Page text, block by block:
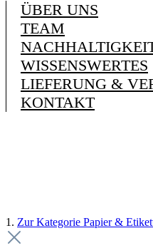
ÜBER UNS
TEAM
WISSENSWERTES
LIEFERUNG &
KONTAKT
1. Zur Kategorie Papier &